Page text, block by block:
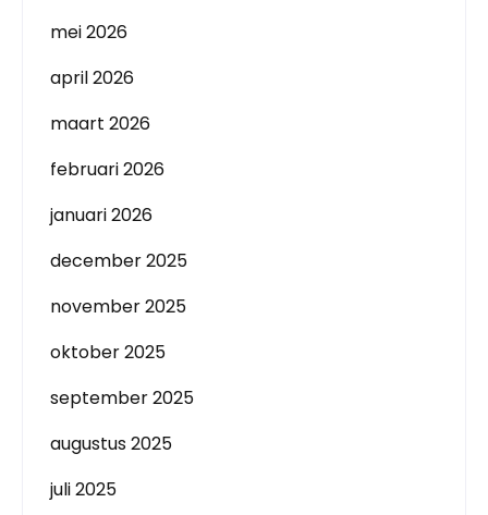
mei 2026
april 2026
maart 2026
februari 2026
januari 2026
december 2025
november 2025
oktober 2025
september 2025
augustus 2025
juli 2025